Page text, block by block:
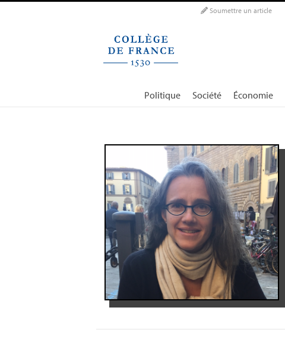
Soumettre un article
Politique Société Économie